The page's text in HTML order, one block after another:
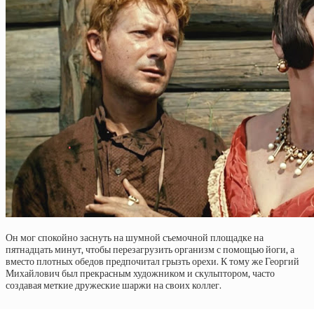
Он мог спокойно заснуть на шумной съемочной площадке на
пятнадцать минут, чтобы перезагрузить организм с помощью йоги, а
вместо плотных обедов предпочитал грызть орехи. К тому же Георгий
Михайлович был прекрасным художником и скульптором, часто
создавая меткие дружеские шаржи на своих коллег.